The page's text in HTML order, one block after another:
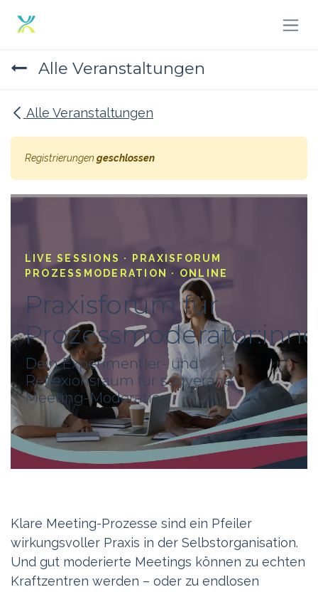
Alle Veranstaltungen
Alle Veranstaltungen
Registrierungen geschlossen
LIVE SESSIONS · PRAXISFORUM
PROZESSMODERATION · ONLINE
Praxisforum für
Dein Experimentier- und
Reflexionsraum für souveräne
Meeting-Moderation
Klare Meeting-Prozesse sind ein Pfeiler
wirkungsvoller Praxis in der Selbstorganisation.
Und gut moderierte Meetings können zu echten
Kraftzentren werden – oder zu endlosen